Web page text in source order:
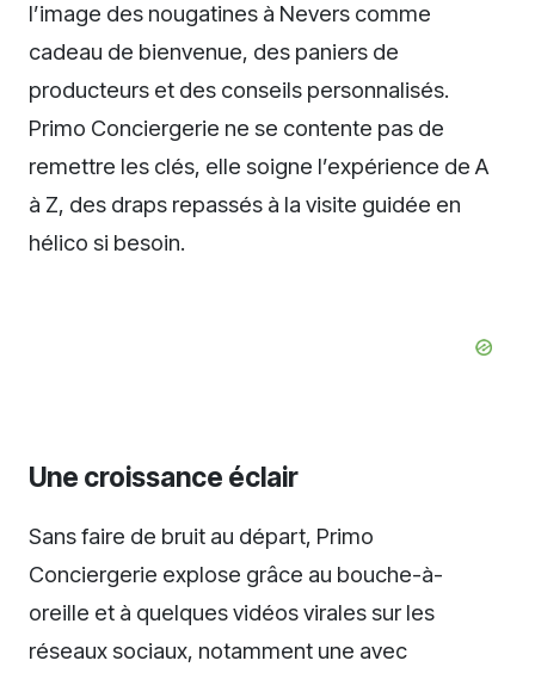
l’image des nougatines à Nevers comme
cadeau de bienvenue, des paniers de
producteurs et des conseils personnalisés.
Primo Conciergerie ne se contente pas de
remettre les clés, elle soigne l’expérience de A
à Z, des draps repassés à la visite guidée en
hélico si besoin.
Une croissance éclair
Sans faire de bruit au départ, Primo
Conciergerie explose grâce au bouche-à-
oreille et à quelques vidéos virales sur les
réseaux sociaux, notamment une avec